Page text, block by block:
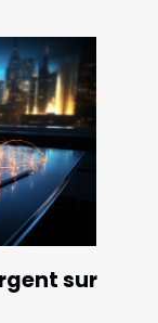
sur